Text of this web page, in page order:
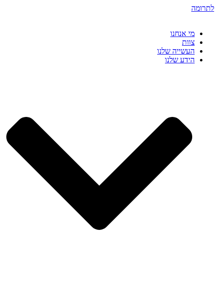
לתרומהדלג
מי אנחנו
צוות
העשייה שלנו
הידע שלנו